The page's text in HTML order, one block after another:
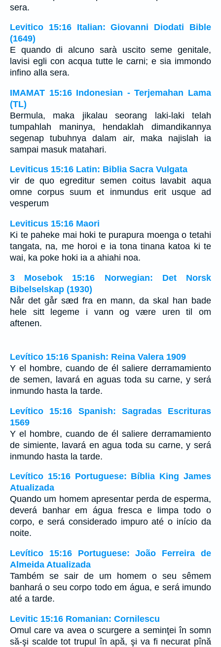
sera.
Levitico 15:16 Italian: Giovanni Diodati Bible
(1649)
E quando di alcuno sarà uscito seme genitale,
lavisi egli con acqua tutte le carni; e sia immondo
infino alla sera.
IMAMAT 15:16 Indonesian - Terjemahan Lama
(TL)
Bermula, maka jikalau seorang laki-laki telah
tumpahlah maninya, hendaklah dimandikannya
segenap tubuhnya dalam air, maka najislah ia
sampai masuk matahari.
Leviticus 15:16 Latin: Biblia Sacra Vulgata
vir de quo egreditur semen coitus lavabit aqua
omne corpus suum et inmundus erit usque ad
vesperum
Leviticus 15:16 Maori
Ki te paheke mai hoki te purapura moenga o tetahi
tangata, na, me horoi e ia tona tinana katoa ki te
wai, ka poke hoki ia a ahiahi noa.
3 Mosebok 15:16 Norwegian: Det Norsk
Bibelselskap (1930)
Når det går sæd fra en mann, da skal han bade
hele sitt legeme i vann og være uren til om
aftenen.
Levítico 15:16 Spanish: Reina Valera 1909
Y el hombre, cuando de él saliere derramamiento
de semen, lavará en aguas toda su carne, y será
inmundo hasta la tarde.
Levítico 15:16 Spanish: Sagradas Escrituras
1569
Y el hombre, cuando de él saliere derramamiento
de simiente, lavará en agua toda su carne, y será
inmundo hasta la tarde.
Levítico 15:16 Portuguese: Bíblia King James
Atualizada
Quando um homem apresentar perda de esperma,
deverá banhar em água fresca e limpa todo o
corpo, e será considerado impuro até o início da
noite.
Levítico 15:16 Portuguese: João Ferreira de
Almeida Atualizada
Também se sair de um homem o seu sêmem
banhará o seu corpo todo em água, e será imundo
até a tarde.
Levitic 15:16 Romanian: Cornilescu
Omul care va avea o scurgere a seminţei în somn
să-şi scalde tot trupul în apă, şi va fi necurat pînă